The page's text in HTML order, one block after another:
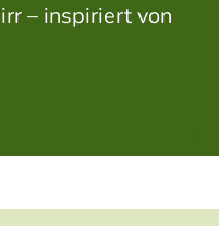
– inspiriert von